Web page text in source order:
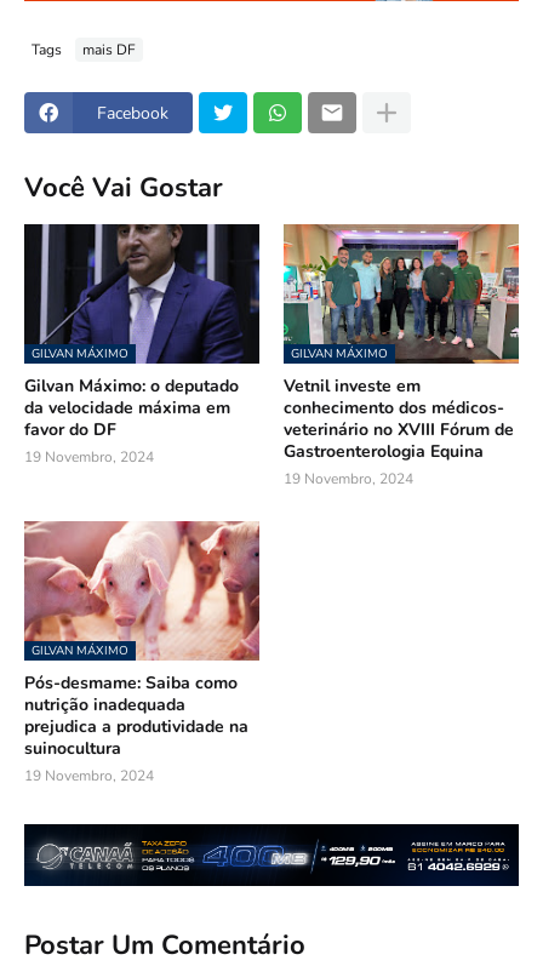
Tags mais DF
Facebook
Você Vai Gostar
GILVAN MÁXIMO
Gilvan Máximo: o deputado
da velocidade máxima em
favor do DF
19 Novembro, 2024
GILVAN MÁXIMO
Vetnil investe em
conhecimento dos médicos-
veterinário no XVIII Fórum de
Gastroenterologia Equina
19 Novembro, 2024
GILVAN MÁXIMO
Pós-desmame: Saiba como
nutrição inadequada
prejudica a produtividade na
suinocultura
19 Novembro, 2024
Postar Um Comentário